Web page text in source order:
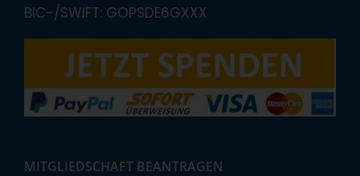
BIC-/SWIFT: GOPSDE6GXXX
MITGLIEDSCHAFT BEANTRAGEN